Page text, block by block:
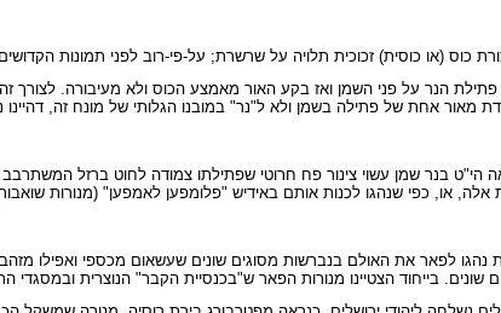
כוס (או כוסית) זכוכית תלויה על שרשרת; על-פי-רוב לפני תמונות הקדושים
הנר על פני השמן ואז בקע האור מאמצע הכוס ולא מעיבורה. לצורך
מאור אחת של פתילה בשמן ולא ל"נר" במובנו הגלותי של מונח זה, דהיינו
בנר שמן עשוי צינור פח חרוטי שפתילתו צמודה לחוט ברזל המשתרבב
או, כפי שנהגו לכנות אותם באידיש "פלומפען לאמפען" (מנורות
לפאר את האולם בנברשות מסוגים שונים שעשאום מכספי ואפילו
שונים. בייחוד הצטיינו מנורות הפאר ש"בכנסיית הקבר" הנוצרית ובמסגדי